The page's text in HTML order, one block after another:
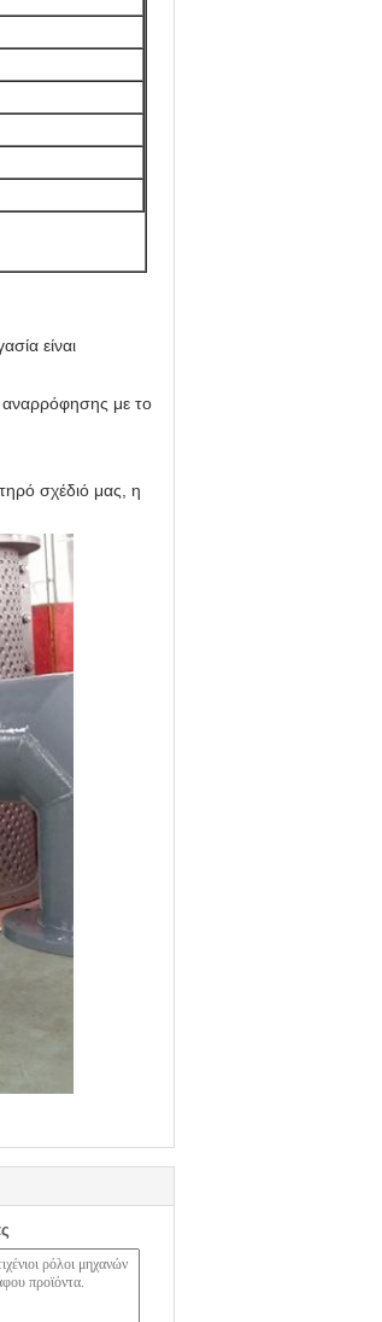
είναι
αναρρόφησης με το
σχέδιό μας, η